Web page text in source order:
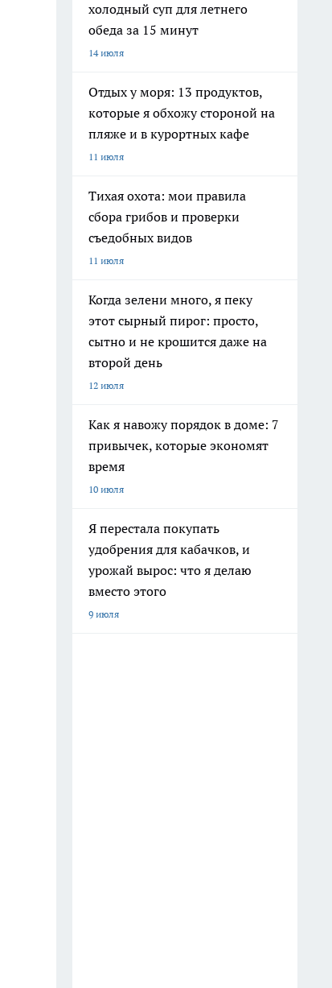
холодный суп для летнего
обеда за 15 минут
14 июля
Отдых у моря: 13 продуктов,
которые я обхожу стороной на
пляже и в курортных кафе
11 июля
Тихая охота: мои правила
сбора грибов и проверки
съедобных видов
11 июля
Когда зелени много, я пеку
этот сырный пирог: просто,
сытно и не крошится даже на
второй день
12 июля
Как я навожу порядок в доме: 7
привычек, которые экономят
время
10 июля
Я перестала покупать
удобрения для кабачков, и
урожай вырос: что я делаю
вместо этого
9 июля